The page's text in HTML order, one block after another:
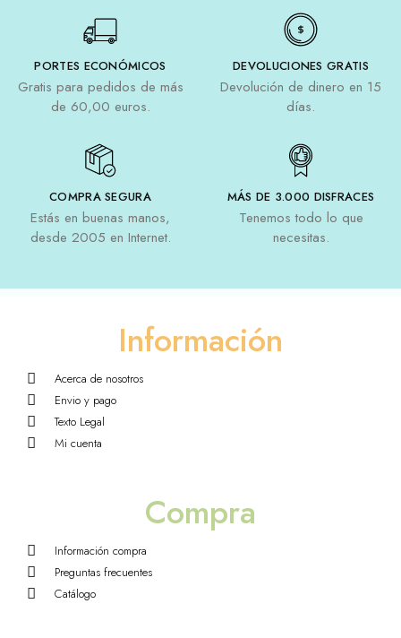
PORTES ECONÓMICOS
Gratis para pedidos de más
de 60,00 euros.
DEVOLUCIONES GRATIS
Devolución de dinero en 15
días.
COMPRA SEGURA
Estás en buenas manos,
desde 2005 en Internet.
MÁS DE 3.000 DISFRACES
Tenemos todo lo que
necesitas.
Información
Acerca de nosotros
Envio y pago
Texto Legal
Mi cuenta
Compra
Información compra
Preguntas frecuentes
Catálogo